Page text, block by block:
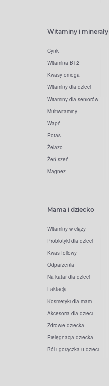
Witaminy i minerały
Cynk
Witamina B12
Kwasy omega
Witaminy dla dzieci
Witaminy dla seniorów
Multiwitaminy
Wapń
Potas
Żelazo
Żeń-szeń
Magnez
Mama i dziecko
Witaminy w ciąży
Probiotyki dla dzieci
Kwas foliowy
Odparzenia
Na katar dla dzieci
Laktacja
Kosmetyki dla mam
Akcesoria dla dzieci
Zdrowie dziecka
Pielęgnacja dziecka
Ból i gorączka u dzieci